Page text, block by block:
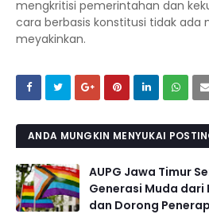
mengkritisi pemerintahan dan
cara berbasis konstitusi tidak ada
meyakinkan.
ANDA MUNGKIN MENYUKAI
AUPG Jawa Timur
Generasi Muda dari
dan Dorong